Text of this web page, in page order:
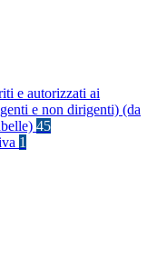
e autorizzati ai
e non dirigenti) (da
45
1